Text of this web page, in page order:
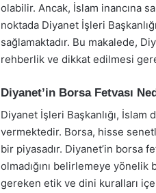
olabilir. Ancak, İslam inancına
noktada Diyanet İşleri
sağlamaktadır. Bu makalede,
rehberlik ve dikkat edilmesi
Diyanet’in Borsa Fetvası
Diyanet İşleri Başkanlığı,
vermektedir. Borsa, hisse
bir piyasadır. Diyanet’in borsa
olmadığını belirlemeye
gereken etik ve dini kuralları